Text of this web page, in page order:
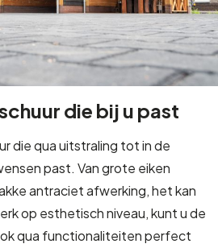
die bij u past
die qua uitstraling tot in de
past. Van grote eiken
antraciet afwerking, het kan
op esthetisch niveau, kunt u de
qua functionaliteiten perfect